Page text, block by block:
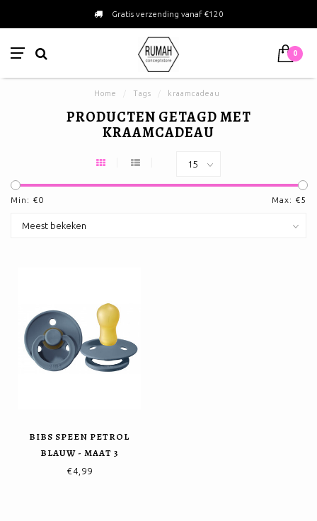
Gratis verzending vanaf €120
0
Home Tags kraamcadeau
PRODUCTEN GETAGD MET
KRAAMCADEAU
Min: €0 Max: €5
BIBS SPEEN PETROL
BLAUW - MAAT 3
€4,99